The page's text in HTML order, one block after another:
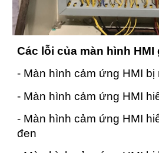
Các lỗi của màn hình HMI
- Màn hình cảm ứng HMI bị
- Màn hình cảm ứng HMI
- Màn hình cảm ứng HMI
đen